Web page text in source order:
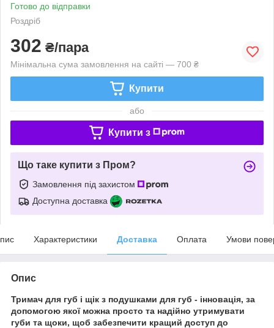
Готово до відправки
Роздріб
302 ₴/пара
Мінімальна сума замовлення на сайті — 700 ₴
Купити
або
Купити з
Що таке купити з Пром?
Замовлення під захистом
Доступна доставка
Характеристики Доставка Оплата Умови
Опис
Тримач для губ і щік з подушками для губ - інновація, за
допомогою якої можна просто та надійно утримувати
губи та щоки, щоб забезпечити кращий доступ до